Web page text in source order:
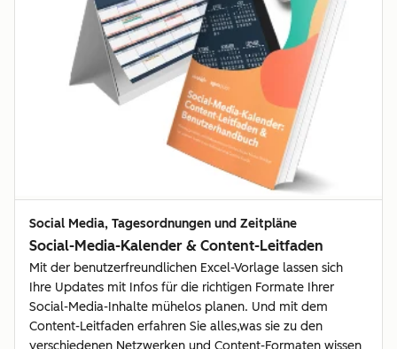
Social Media, Tagesordnungen und Zeitpläne
Social-Media-Kalender & Content-Leitfaden
Mit der benutzerfreundlichen Excel-Vorlage lassen sich
Ihre Updates mit Infos für die richtigen Formate Ihrer
Social-Media-Inhalte mühelos planen. Und mit dem
Content-Leitfaden erfahren Sie alles,was sie zu den
verschiedenen Netzwerken und Content-Formaten wissen